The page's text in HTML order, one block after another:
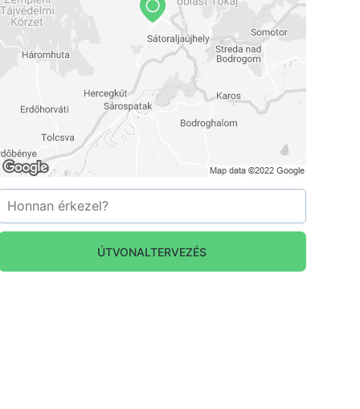
ÚTVONALTERVEZÉS